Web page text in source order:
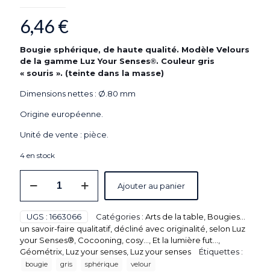
6,46€
Bougie sphérique, de haute qualité. Modèle Velours
de la gamme Luz Your Senses®. Couleur gris
« souris ». (teinte dans la masse)
Dimensions nettes : Ø.80 mm
Origine européenne.
Unité de vente : pièce.
4 en stock
sphérique
de
haute
qualité
-
Ø.80
Ajouter au panier
UGS :1663066 Catégories : Arts de la table Bougies...
un savoir-faire qualitatif, décliné avec originalité, selon Luz
your Senses® Cocooning, cosy... Et la lumière fut...
Géométrix Luz your senses Luz your senses Étiquettes :
bougie gris sphérique velour